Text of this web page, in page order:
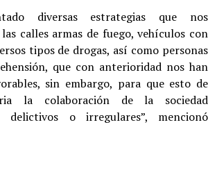
diversas estrategias que nos
calles armas de fuego, vehículos con
tipos de drogas, así como personas
que con anterioridad nos han
sin embargo, para que esto de
la colaboración de la sociedad
delictivos o irregulares”, mencionó